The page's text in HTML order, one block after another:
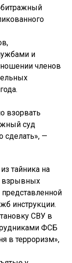
и
членов
взорвать
суд
сделать», —
тайника на
взрывных
представленной
инструкции.
СВУ в
ФСБ
в терроризм»,